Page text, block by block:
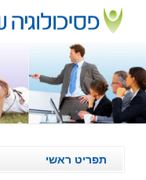
תפריט ראשי